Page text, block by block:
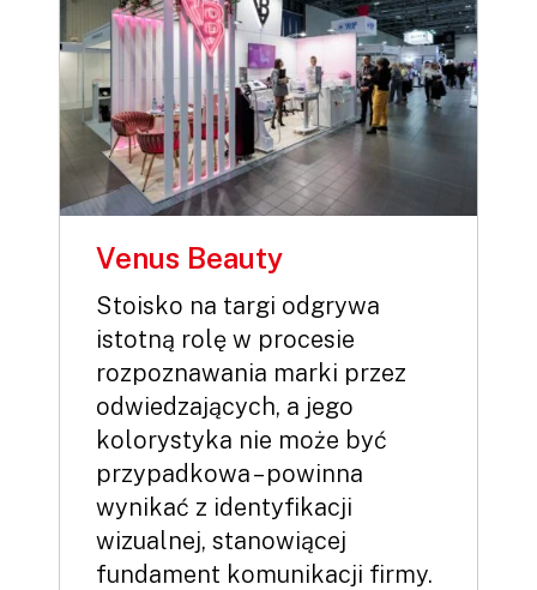
Venus Beauty
Stoisko na targi odgrywa
istotną rolę w procesie
rozpoznawania marki przez
odwiedzających, a jego
kolorystyka nie może być
przypadkowa – powinna
wynikać z identyfikacji
wizualnej, stanowiącej
fundament komunikacji firmy.